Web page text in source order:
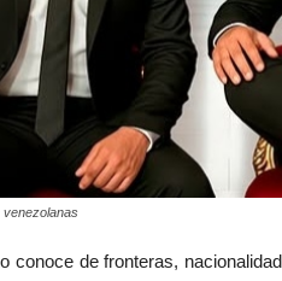
venezolanas
conoce de fronteras,